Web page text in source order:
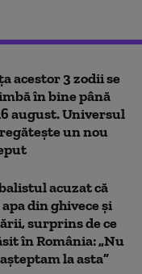
acestor 3 zodii se
în bine până
august. Universul
un nou
acuzat că
apa din ghivece și
surprins de ce
în România: „Nu
la asta”